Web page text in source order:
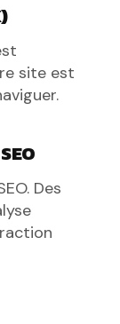
site est
Des